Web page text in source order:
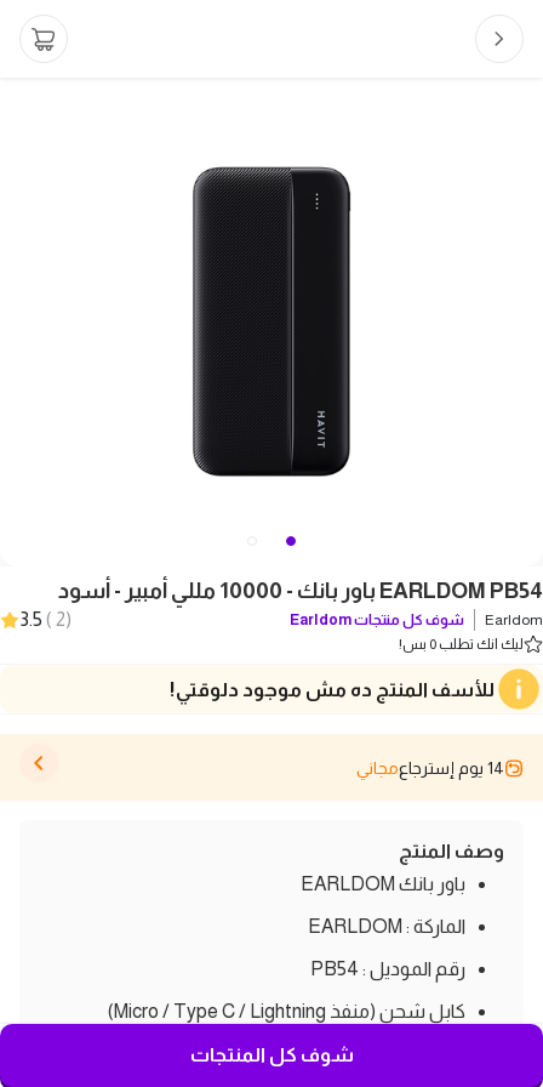
EARLDOM PB54 باور بانك - 10000 مللي أمبير - أسود
Earldom شوف كل منتجاتEarldom
(
2
)
3.5
ليك انك تطلب 0 بس!
للأسف المنتج ده مش موجود دلوقتي!
14 يوم إسترجاع مجاني
وصف المنتج
باور بانك EARLDOM
الماركة : EARLDOM
رقم الموديل : PB54
كابل شحن (منفذ Micro / Type C / Lightning)
شوف كل المنتجات